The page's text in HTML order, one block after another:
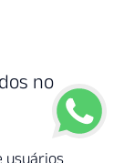
no
usuários